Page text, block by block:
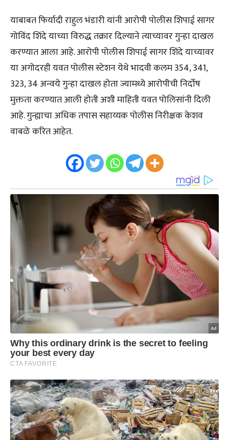
याबाबत फिर्यादी राहुल भंडारी यांनी आरोपी पोलीस शिपाई सागर
गोविंद शिंदे याच्या विरुद्ध तक्रार दिल्याने त्याच्यावर गुन्हा दाखल
करण्यात आला आहे. आरोपी पोलीस शिपाई सागर शिंदे याच्यावर
या अगोदरही यवत पोलीस स्टेशन येथे भादवी कलम 354, 341,
323, 34 अन्वये गुन्हा दाखल होता ज्यामध्ये आरोपीची निर्दोष
मुक्तता करण्यात आली होती अशी माहिती यवत पोलिसांनी दिली
आहे. गुन्ह्याचा अधिक तपास सहाय्यक पोलीस निरीक्षक केशव
वाबळे करित आहेत.